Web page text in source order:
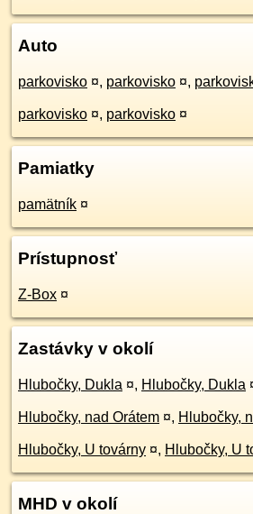
Auto
parkovisko ¤, parkovisko ¤,
parkovisko ¤, parkovisko ¤
Pamiatky
pamätník ¤
Prístupnosť
Z-Box ¤
Zastávky v okolí
Hlubočky, Dukla ¤, Hlubočky, Dukla
Hlubočky, nad Orátem ¤, Hlubočky,
Hlubočky, U továrny ¤, Hlubočky, U
MHD v okolí